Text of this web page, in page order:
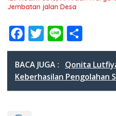
Jembatan jalan Desa
F
ac
e
b
o
T
w
itt
er
Li
n
e
h
ar
e
BACA JUGA :
Qonita
Keberhasilan Pengolahan